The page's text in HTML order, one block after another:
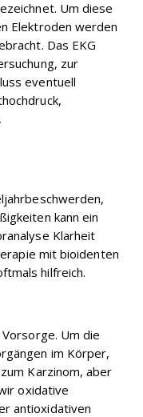
Um diese
Elektroden werden
Das EKG
zur
eventuell
kann ein
Klarheit
mit bioidenten
hilfreich.
Um die
im Körper,
Karzinom, aber
oxidative
antioxidativen